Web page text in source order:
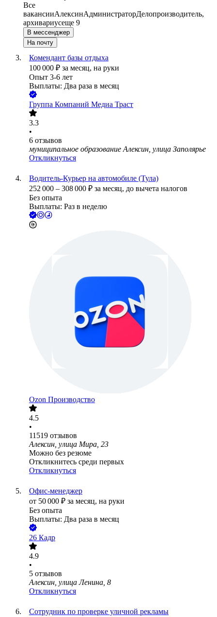
Все
вакансииАлексинАдминистраторДелопроизводитель,
архивариусеще 9
В мессенджер
На почту
Комендант базы отдыха
100 000 ₽ за месяц, на руки
Опыт 3-6 лет
Выплаты: Два раза в месяц
Группа Компаний Медиа Траст
3.3
•
6 отзывов
муниципальное образование Алексин, улица Заполярье
Откликнуться
Водитель-Курьер на автомобиле (Тула)
252 000 – 308 000 ₽ за месяц, до вычета налогов
Без опыта
Выплаты: Раз в неделю
Ozon Производство
4.5
•
11519 отзывов
Алексин, улица Мира, 23
Можно без резюме
Откликнитесь среди первых
Откликнуться
Офис-менеджер
от 50 000 ₽ за месяц, на руки
Без опыта
Выплаты: Два раза в месяц
26 Кадр
4.9
•
5 отзывов
Алексин, улица Ленина, 8
Откликнуться
Сотрудник по проверке уличной рекламы